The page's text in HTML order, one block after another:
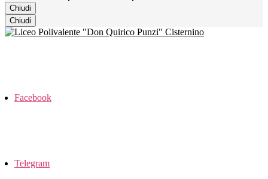
Chiudi
Chiudi
Facebook
Telegram